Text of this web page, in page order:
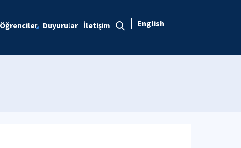
Öğrenciler Duyurular İletişim English